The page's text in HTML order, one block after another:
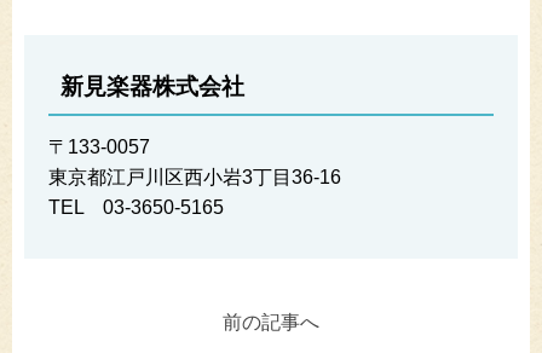
新見楽器株式会社
〒133-0057
東京都江戸川区西小岩3丁目36-16
TEL 03-3650-5165
前の記事へ